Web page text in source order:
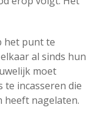
het punt te
al sinds hun
moet
te incasseren die
heeft nagelaten.